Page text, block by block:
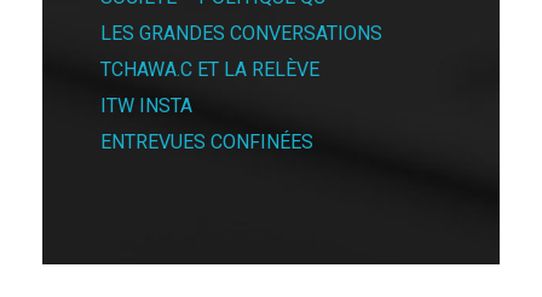
LES GRANDES CONVERSATIONS
TCHAWA.C ET LA RELÈVE
ITW INSTA
ENTREVUES CONFINÉES